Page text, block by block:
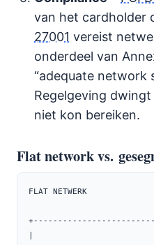
van het cardholder
27001 vereist
onderdeel van
“adequate network
Regelgeving
niet kon bereiken.
Flat network vs.
FLAT NETWERK